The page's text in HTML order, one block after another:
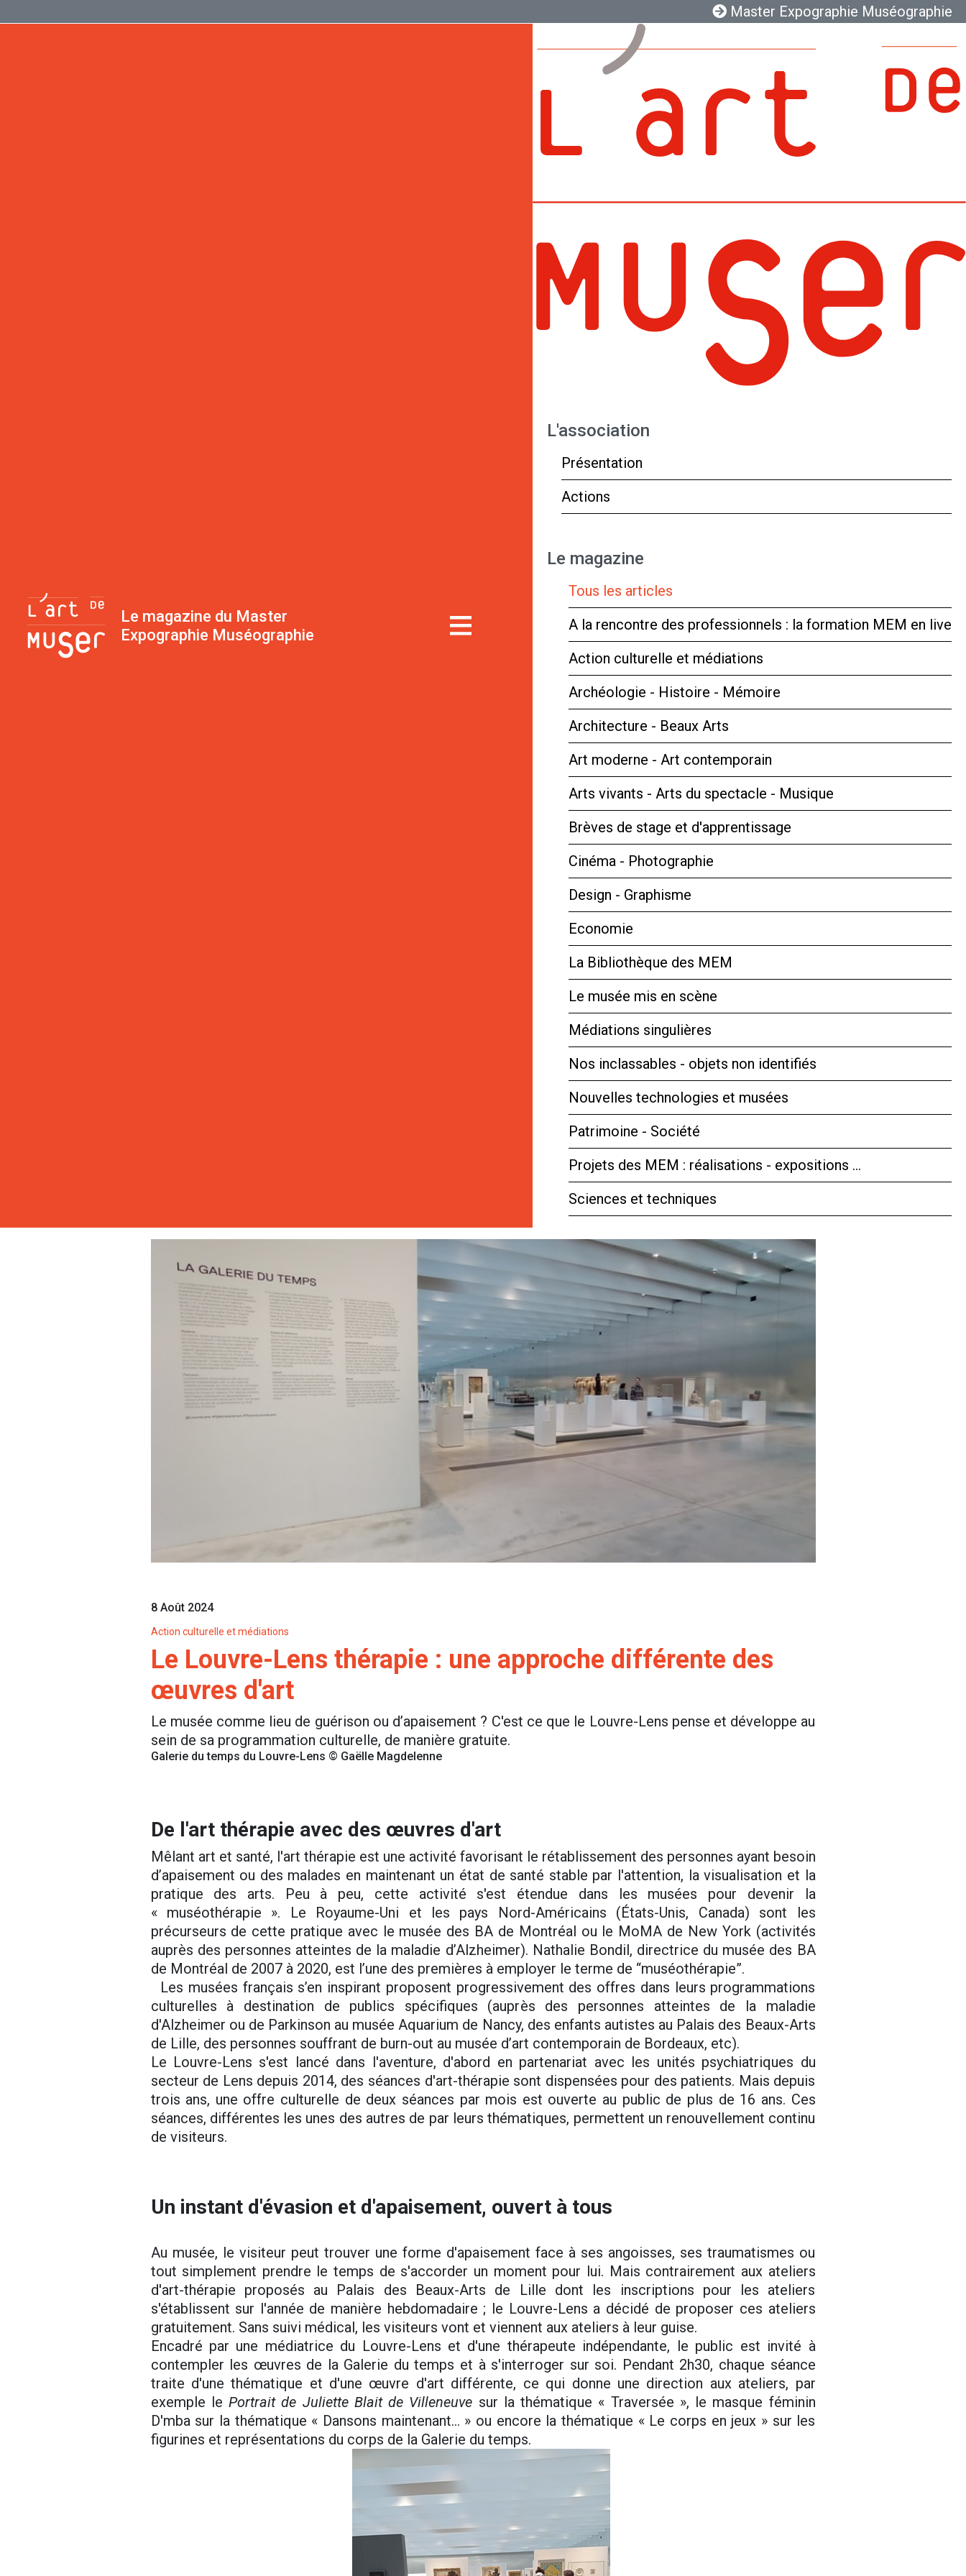
Master Expographie Muséographie
Le magazine du Master
Expographie Muséographie
L'association
Présentation
Actions
Le magazine
Tous les articles
A la rencontre des professionnels : la formation MEM en live
Action culturelle et médiations
Archéologie - Histoire - Mémoire
Architecture - Beaux Arts
Art moderne - Art contemporain
Arts vivants - Arts du spectacle - Musique
Brèves de stage et d'apprentissage
Cinéma - Photographie
Design - Graphisme
Economie
La Bibliothèque des MEM
Le musée mis en scène
Médiations singulières
Nos inclassables - objets non identifiés
Nouvelles technologies et musées
Patrimoine - Société
Projets des MEM : réalisations - expositions …
Sciences et techniques
8 Août 2024
Action culturelle et médiations
Le Louvre-Lens thérapie : une approche différente des
œuvres d'art
Le musée comme lieu de guérison ou d’apaisement ? C'est ce que le Louvre-Lens pense et développe au
sein de sa programmation culturelle, de manière gratuite.
Galerie du temps du Louvre-Lens © Gaëlle Magdelenne
De l'art thérapie avec des œuvres d'art
Mêlant art et santé, l'art thérapie est une activité favorisant le rétablissement des personnes ayant besoin
d’apaisement ou des malades en maintenant un état de santé stable par l'attention, la visualisation et la
pratique des arts. Peu à peu, cette activité s'est étendue dans les musées pour devenir la
« muséothérapie ». Le Royaume-Uni et les pays Nord-Américains (États-Unis, Canada) sont les
précurseurs de cette pratique avec le musée des BA de Montréal ou le MoMA de New York (activités
auprès des personnes atteintes de la maladie d’Alzheimer). Nathalie Bondil, directrice du musée des BA
de Montréal de 2007 à 2020, est l’une des premières à employer le terme de “muséothérapie”.
Les musées français s’en inspirant proposent progressivement des offres dans leurs programmations
culturelles à destination de publics spécifiques (auprès des personnes atteintes de la maladie
d'Alzheimer ou de Parkinson au musée Aquarium de Nancy, des enfants autistes au Palais des Beaux-Arts
de Lille, des personnes souffrant de burn-out au musée d’art contemporain de Bordeaux, etc).
Le Louvre-Lens s'est lancé dans l'aventure, d'abord en partenariat avec les unités psychiatriques du
secteur de Lens depuis 2014, des séances d'art-thérapie sont dispensées pour des patients. Mais depuis
trois ans, une offre culturelle de deux séances par mois est ouverte au public de plus de 16 ans. Ces
séances, différentes les unes des autres de par leurs thématiques, permettent un renouvellement continu
de visiteurs.
Un instant d'évasion et d'apaisement, ouvert à tous
Au musée, le visiteur peut trouver une forme d'apaisement face à ses angoisses, ses traumatismes ou
tout simplement prendre le temps de s'accorder un moment pour lui. Mais contrairement aux ateliers
d'art-thérapie proposés au Palais des Beaux-Arts de Lille dont les inscriptions pour les ateliers
s'établissent sur l'année de manière hebdomadaire ; le Louvre-Lens a décidé de proposer ces ateliers
gratuitement. Sans suivi médical, les visiteurs vont et viennent aux ateliers à leur guise.
Encadré par une médiatrice du Louvre-Lens et d'une thérapeute indépendante, le public est invité à
contempler les œuvres de la Galerie du temps et à s'interroger sur soi. Pendant 2h30, chaque séance
traite d'une thématique et d'une œuvre d'art différente, ce qui donne une direction aux ateliers, par
exemple le Portrait de Juliette Blait de Villeneuve sur la thématique « Traversée », le masque féminin
D'mba sur la thématique « Dansons maintenant... » ou encore la thématique « Le corps en jeux » sur les
figurines et représentations du corps de la Galerie du temps.